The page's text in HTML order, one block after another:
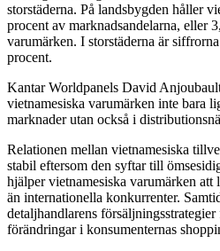
storstäderna. På landsbygden håller
procent av marknadsandelarna, eller
varumärken. I storstäderna är
procent.
Kantar Worldpanels David
vietnamesiska varumärken inte bara
marknader utan också i
Relationen mellan vietnamesiska
stabil eftersom den syftar till
hjälper vietnamesiska varumärken att
än internationella konkurrenter.
detaljhandlarens
förändringar i konsumenternas